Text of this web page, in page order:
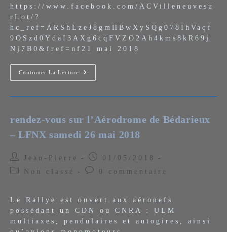
https://www.facebook.com/ACVilleneuvesu
rLot/?
hc_ref=ARShLzeJ8gmHBwXySQg078IhVaqf
9OSzd0YdaI3AXg6cqFVZO2Ah4kms8kR69j
Nj7B0&fref=nf21 mai 2018
Continuer La Lecture
Meeting
Villeneuve
2018
rendez-vous sur l’Aérodrome de Bédarieux
– LFNX samedi 26 mai 2018
Auteur/autrice
de
Jean-Pierre
Publication
publiée :
01/05/2018
PostNon classé
Commentaires
publication :
0 commentaire
Le Rallye est ouvert aux aéronefs
possédant un CDN ou CNRA : ULM
multiaxes, pendulaires et autogires, ainsi